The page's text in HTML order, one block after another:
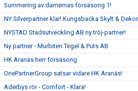
Summering av damernas försäsong 1!
NY Silverpartner klar! Kungsbacka Skylt &
NYSTAD Stadsutveckling AB ny tröj-partner!
Ny partner - Murbiten Tegel & Puts AB
HK Aranäs herr försäsong
OnePartnerGroup satsar vidare HK Aranäs!
Aderbys rör - Comfort - Klara!